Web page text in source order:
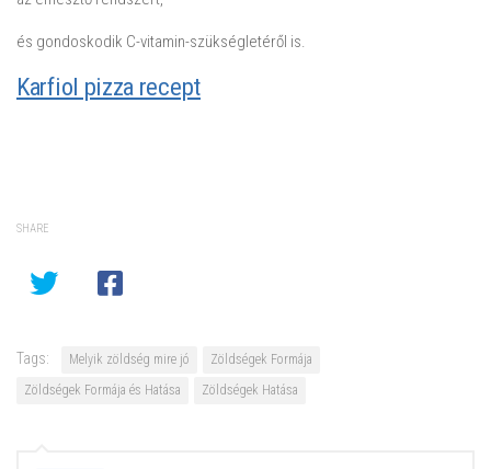
és gondoskodik C-vitamin-szükségletéről is.
Karfiol pizza recept
SHARE
Tags: Melyik zöldség mire jó
Zöldségek Formája
Zöldségek Formája és Hatása
Zöldségek Hatása